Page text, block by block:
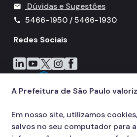
mail Dúvidas e Sugestões
call
5466-1950 / 5466-1930
Redes Sociais
Icone do LinkedIn
Icone do YouTube
Icone do X
Icone do Instagram
Icone do Facebook
A Prefeitura de São Paulo
Em nosso site, utilizamos
salvos no seu computador para